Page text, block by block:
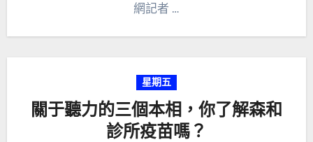
網記者 …
星期五
關于聽力的三個本相，你了解森和
診所疫苗嗎？